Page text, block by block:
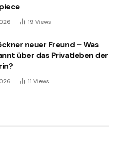
19 Views
neuer Freund – Was
über das Privatleben der
11 Views